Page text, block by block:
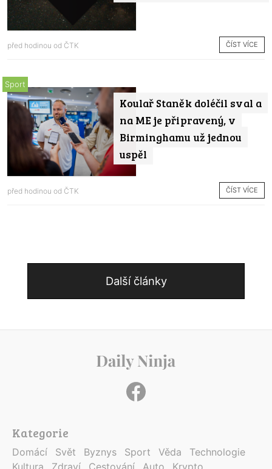
před hodinou od ČTK ČÍST VÍCE
Koulař Staněk doléčil sval a
na ME je připravený, v
Birminghamu už jednou
uspěl
Sport
před hodinou od ČTK ČÍST VÍCE
Další články
Kategorie
Domácí Svět Byznys Sport Věda
Technologie